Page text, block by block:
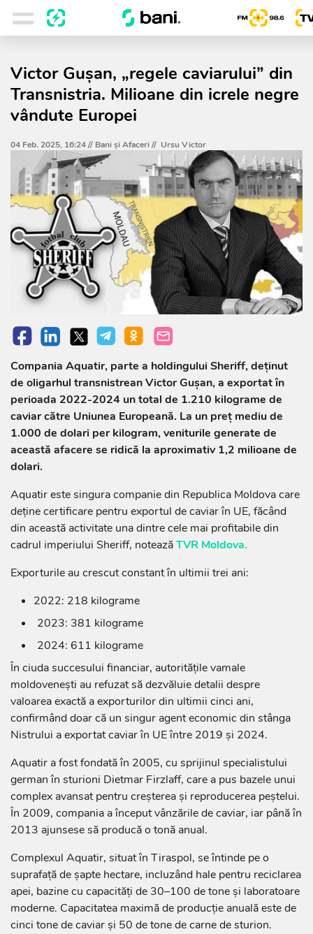
Victor Gușan, „regele caviarului” din
Transnistria. Milioane din icrele negre
vândute Europei
04 Feb. 2025, 16:24 // Bani și Afaceri// Ursu Victor
Compania Aquatir, parte a holdingului Sheriff, deținut
de oligarhul transnistrean Victor Gușan, a exportat în
perioada 2022-2024 un total de 1.210 kilograme de
caviar către Uniunea Europeană. La un preț mediu de
1.000 de dolari per kilogram, veniturile generate de
această afacere se ridică la aproximativ 1,2 milioane de
dolari.
Aquatir este singura companie din Republica Moldova care
deține certificare pentru exportul de caviar în UE, făcând
din această activitate una dintre cele mai profitabile din
cadrul imperiului Sheriff, noteazăTVR Moldova.
Exporturile au crescut constant în ultimii trei ani:
2022: 218 kilograme
2023: 381 kilograme
2024: 611 kilograme
În ciuda succesului financiar, autoritățile vamale
moldovenești au refuzat să dezvăluie detalii despre
valoarea exactă a exporturilor din ultimii cinci ani,
confirmând doar că un singur agent economic din stânga
Nistrului a exportat caviar în UE între 2019 și 2024.
Aquatir a fost fondată în 2005, cu sprijinul specialistului
german în sturioni Dietmar Firzlaff, care a pus bazele unui
complex avansat pentru creșterea și reproducerea peștelui.
În 2009, compania a început vânzările de caviar, iar până în
2013 ajunsese să producă o tonă anual.
Complexul Aquatir, situat în Tiraspol, se întinde pe o
suprafață de șapte hectare, incluzând hale pentru reciclarea
apei, bazine cu capacități de 30–100 de tone și laboratoare
moderne. Capacitatea maximă de producție anuală este de
cinci tone de caviar și 50 de tone de carne de sturion.